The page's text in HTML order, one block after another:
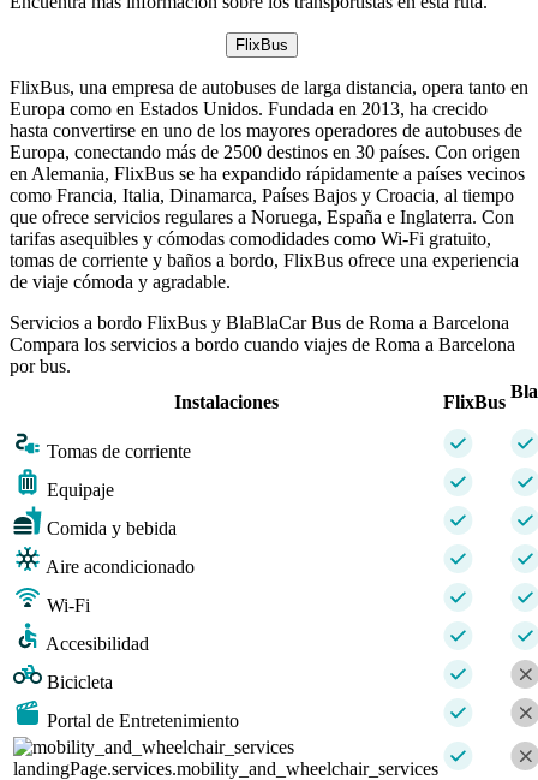
FlixBus
FlixBus, una empresa de autobuses de larga distancia, opera tanto en
Europa como en Estados Unidos. Fundada en 2013, ha crecido
hasta convertirse en uno de los mayores operadores de autobuses de
Europa, conectando más de 2500 destinos en 30 países. Con origen
en Alemania, FlixBus se ha expandido rápidamente a países vecinos
como Francia, Italia, Dinamarca, Países Bajos y Croacia, al tiempo
que ofrece servicios regulares a Noruega, España e Inglaterra. Con
tarifas asequibles y cómodas comodidades como Wi-Fi gratuito,
tomas de corriente y baños a bordo, FlixBus ofrece una experiencia
de viaje cómoda y agradable.
Servicios a bordo FlixBus y BlaBlaCar Bus de Roma a Barcelona
Compara los servicios a bordo cuando viajes de Roma a Barcelona
por bus.
Instalaciones
FlixBus
Tomas de corriente
Equipaje
Comida y bebida
Aire acondicionado
Wi-Fi
Accesibilidad
Bicicleta
Portal de Entretenimiento
landingPage.services.mobility_and_wheelchair_services